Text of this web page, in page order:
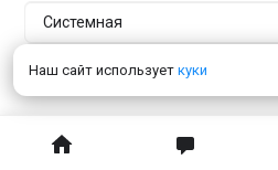
Наш сайт использует куки
Тема сайта
Язык сайта